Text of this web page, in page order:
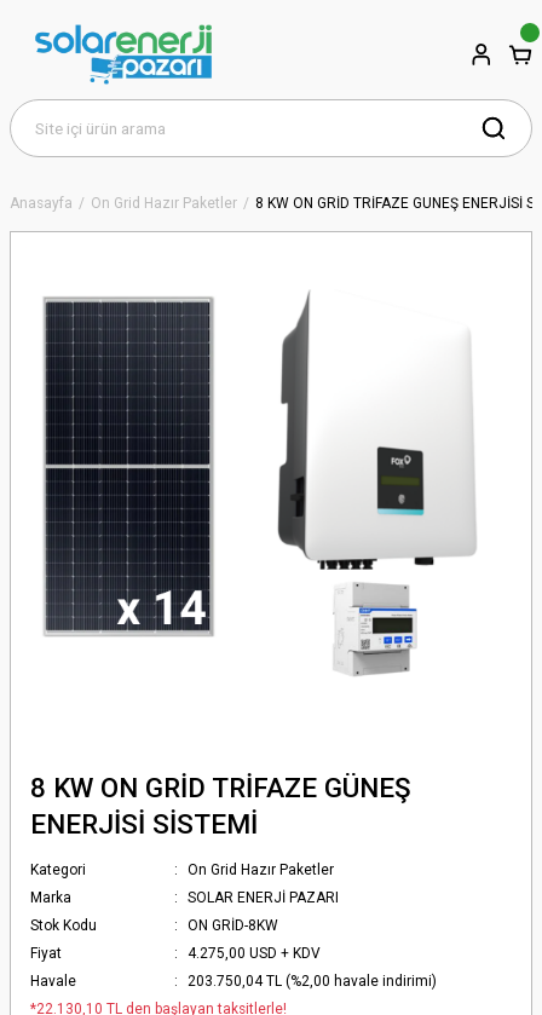
Anasayfa On Grid Hazır Paketler 8 KW ON GRİD TRİFAZE GÜNEŞ ENERJİSİ
8 KW ON GRİD TRİFAZE GÜNEŞ
ENERJİSİ SİSTEMİ
Kategori
On Grid Hazır Paketler
Marka
SOLAR ENERJİ PAZARI
Stok Kodu
ON GRİD-8KW
Fiyat
4.275,00 USD + KDV
Havale
203.750,04 TL (%2,00 havale indirimi)
*22.130,10 TL den başlayan taksitlerle!